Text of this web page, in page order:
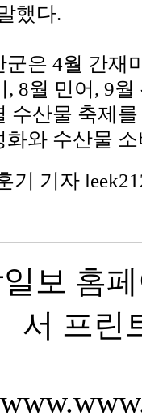
했다.
군은 4월 간재
, 8월 민어, 9
수산물 축제
화와 수산물
기 기자
보 홈
서 프린